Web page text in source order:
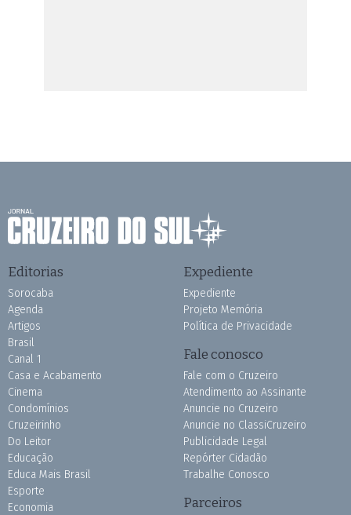
Editorias
Sorocaba
Agenda
Artigos
Brasil
Canal 1
Casa e Acabamento
Cinema
Condomínios
Cruzeirinho
Do Leitor
Educação
Educa Mais Brasil
Esporte
Economia
Expediente
Expediente
Projeto Memória
Política de Privacidade
Fale conosco
Fale com o Cruzeiro
Atendimento ao Assinante
Anuncie no Cruzeiro
Anuncie no ClassiCruzeiro
Publicidade Legal
Repórter Cidadão
Trabalhe Conosco
Parceiros